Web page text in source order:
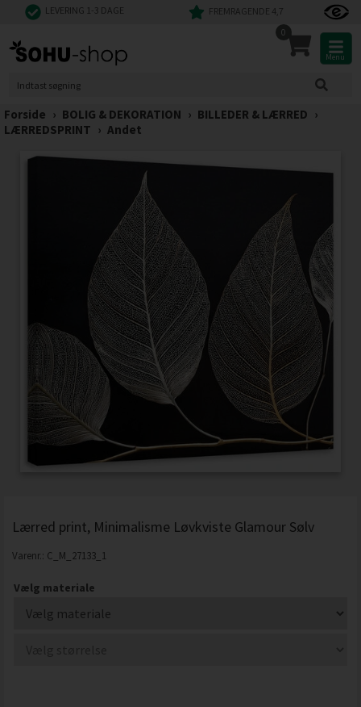
LEVERING 1-3 DAGE FREMRAGENDE 4,7
0
Menu
Forside › BOLIG & DEKORATION › BILLEDER & LÆRRED ›
LÆRREDSPRINT › Andet
Lærred print, Minimalisme Løvkviste Glamour Sølv
Varenr.: C_M_27133_1
Vælg materiale